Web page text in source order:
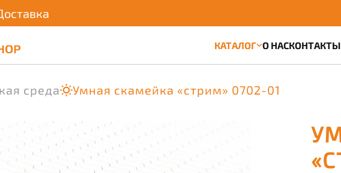
КАТАЛОГ О НАСКОНТАКТЫ
среда Умная скамейка «стрим» 0702-01